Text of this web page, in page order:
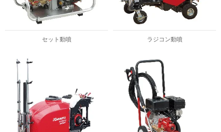
セット動噴 ラジコン動噴